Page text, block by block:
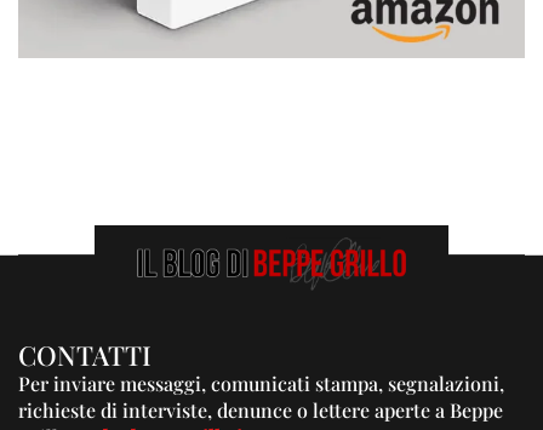
CONTATTI
Per inviare messaggi, comunicati stampa, segnalazioni,
richieste di interviste, denunce o lettere aperte a Beppe